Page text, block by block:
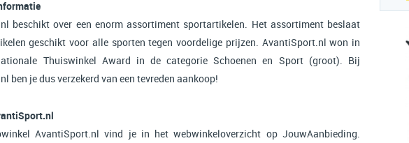
beschikt over een enorm assortiment sportartikelen. Het assortiment beslaat
geschikt voor alle sporten tegen voordelige prijzen. AvantiSport.nl won in
Thuiswinkel Award in de categorie Schoenen en Sport (groot). Bij
ben je dus verzekerd van een tevreden aankoop!
AvantiSport.nl vind je in het webwinkeloverzicht op JouwAanbieding.